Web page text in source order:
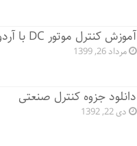
آموزش کنترل موتور DC با آردوینو
مرداد 26, 1399
دانلود جزوه کنترل صنعتی
دی 22, 1392